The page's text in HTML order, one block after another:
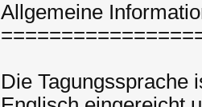
Allgemeine
Die Tagungssprache